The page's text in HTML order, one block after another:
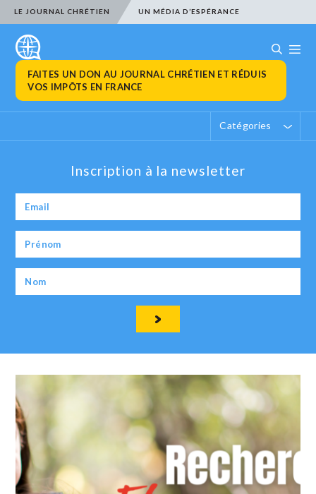
LE JOURNAL CHRÉTIEN UN MÉDIA D’ESPÉRANCE
FAITES UN DON AU JOURNAL CHRÉTIEN ET RÉDUIS
VOS IMPÔTS EN FRANCE
Catégories
Inscription à la newsletter